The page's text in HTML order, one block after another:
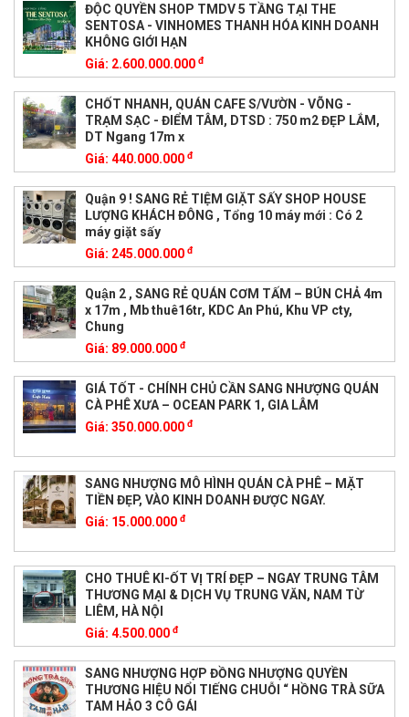
ĐỘC QUYỀN SHOP TMDV 5 TẦNG TẠI THE
SENTOSA - VINHOMES THANH HÓA KINH DOANH
KHÔNG GIỚI HẠN
Giá: 2.600.000.000 đ
CHỐT NHANH, QUÁN CAFE S/VƯỜN - VÕNG -
TRẠM SẠC - ĐIỂM TÂM, DTSD : 750 m2 ĐẸP LẮM,
DT Ngang 17m x
Giá: 440.000.000 đ
Quận 9 ! SANG RẺ TIỆM GIẶT SẤY SHOP HOUSE
LƯỢNG KHÁCH ĐÔNG , Tổng 10 máy mới : Có 2
máy giặt sấy
Giá: 245.000.000 đ
Quận 2 , SANG RẺ QUÁN CƠM TẤM – BÚN CHẢ 4m
x 17m , Mb thuê16tr, KDC An Phú, Khu VP cty,
Chung
Giá: 89.000.000 đ
GIÁ TỐT - CHÍNH CHỦ CẦN SANG NHƯỢNG QUÁN
CÀ PHÊ XƯA – OCEAN PARK 1, GIA LÂM
Giá: 350.000.000 đ
SANG NHƯỢNG MÔ HÌNH QUÁN CÀ PHÊ – MẶT
TIỀN ĐẸP, VÀO KINH DOANH ĐƯỢC NGAY.
Giá: 15.000.000 đ
CHO THUÊ KI-ỐT VỊ TRÍ ĐẸP – NGAY TRUNG TÂM
THƯƠNG MẠI & DỊCH VỤ TRUNG VĂN, NAM TỪ
LIÊM, HÀ NỘI
Giá: 4.500.000 đ
SANG NHƯỢNG HỢP ĐỒNG NHƯỢNG QUYỀN
THƯƠNG HIỆU NỔI TIẾNG CHUỖI “ HỒNG TRÀ SỮA
TAM HẢO 3 CÔ GÁI